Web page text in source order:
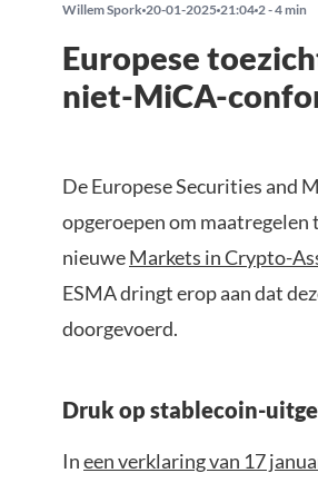
Willem Spork 20-01-2025 21:04 2 - 4 min
Europese
niet-MiCA-
De Europese Securities and
opgeroepen om maatregelen
nieuweMarkets in Crypto-
ESMA dringt erop aan dat
doorgevoerd.
Druk op stablecoin-
Ineen verklaring van 17